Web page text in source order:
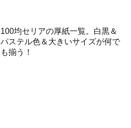
100均セリアの厚紙一覧。白黒＆
パステル色＆大きいサイズが何で
も揃う！